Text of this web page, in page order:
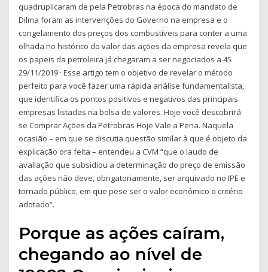
quadruplicaram de pela Petrobras na época do mandato de
Dilma foram as intervenções do Governo na empresa e o
congelamento dos preços dos combustíveis para conter a uma
olhada no histórico do valor das ações da empresa revela que
os papeis da petroleira já chegaram a ser negociados a 45
29/11/2019 · Esse artigo tem o objetivo de revelar o método
perfeito para você fazer uma rápida análise fundamentalista,
que identifica os pontos positivos e negativos das principais
empresas listadas na bolsa de valores. Hoje você descobrirá
se Comprar Ações da Petrobras Hoje Vale a Pena. Naquela
ocasião – em que se discutia questão similar à que é objeto da
explicação ora feita – entendeu a CVM “que o laudo de
avaliação que subsidiou a determinação do preço de emissão
das ações não deve, obrigatoriamente, ser arquivado no IPE e
tornado público, em que pese ser o valor econômico o critério
adotado”.
Porque as ações caíram,
chegando ao nível de